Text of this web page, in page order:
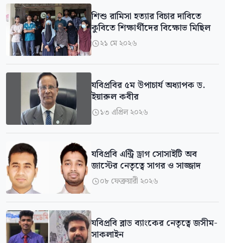
শিশু রামিসা হত্যার বিচার দাবিতে
কুবিতে শিক্ষার্থীদের বিক্ষোভ মিছিল
২১ মে ২০২৬
যবিপ্রবির ৫ম উপাচার্য অধ্যাপক ড.
ইয়ারুল কবীর
১৩ এপ্রিল ২০২৬
যবিপ্রবি এন্ট্রি ড্রাগ সোসাইটি অব
জাস্টের নেতৃত্বে সাগর ও সাজ্জাদ
০৮ ফেব্রুয়ারী ২০২৬
যবিপ্রবি ব্লাড ব্যাংকের নেতৃত্বে জসীম-
সাকলাইন